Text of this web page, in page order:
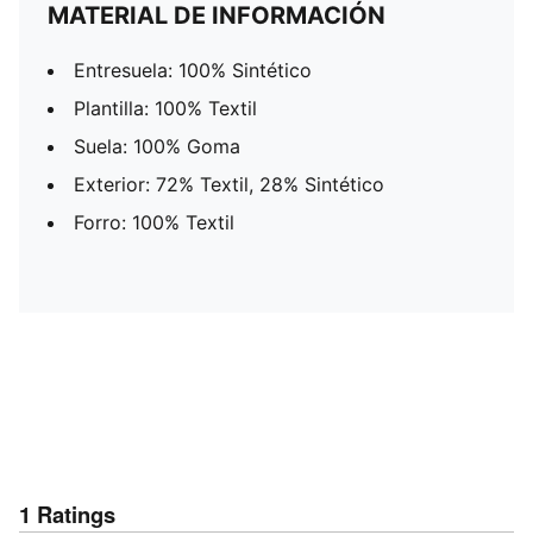
MATERIAL DE INFORMACIÓN
Entresuela: 100% Sintético
Plantilla: 100% Textil
Suela: 100% Goma
Exterior: 72% Textil, 28% Sintético
Forro: 100% Textil
1 Ratings